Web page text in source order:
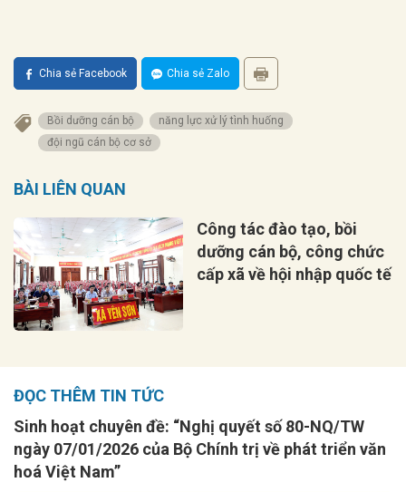
Chia sẻ Facebook Chia sẻ Zalo
Bồi dưỡng cán bộ
năng lực xử lý tình huống
đội ngũ cán bộ cơ sở
BÀI LIÊN QUAN
Công tác đào tạo, bồi
dưỡng cán bộ, công chức
cấp xã về hội nhập quốc tế
ĐỌC THÊM TIN TỨC
Sinh hoạt chuyên đề: “Nghị quyết số 80-NQ/TW
ngày 07/01/2026 của Bộ Chính trị về phát triển văn
hoá Việt Nam”